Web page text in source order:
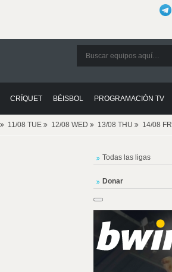
CRÍQUET BÉISBOL PROGRAMACIÓN TV
11/08 TUE 12/08 WED 13/08 THU 14/08 FRI
Todas las ligas
Donar